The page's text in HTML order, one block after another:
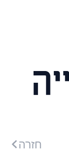
חזרה